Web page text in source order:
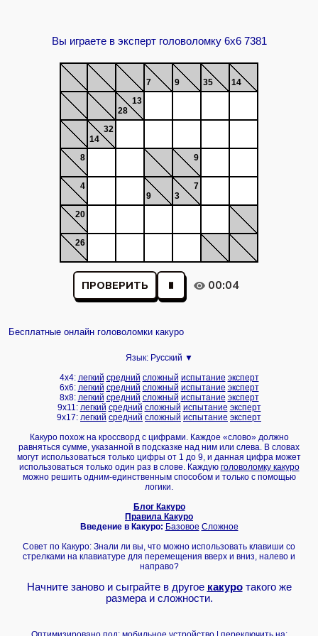
Вы играете в эксперт головоломку 6x6 7381
7 9 35
14
13
28
32
14
8
9
4
9
7
3
20
26
ПРОВЕРИТЬ 00:04
Бесплатные онлайн головоломки какуро
Язык: Русский ▼
4x4: легкий средний сложный испытание эксперт
6x6: легкий средний сложный испытание эксперт
8x8: легкий средний сложный испытание эксперт
9x11: легкий средний сложный испытание эксперт
9x17: легкий средний сложный испытание эксперт
Какуро похож на кроссворд с цифрами. Каждое «слово» должно
равняться сумме, указанной в подсказке над ним или слева. В словах
могут использоваться только цифры от 1 до 9, и данная цифра может
использоваться только один раз в слове. Каждую головоломку какуро
можно решить одним-единственным способом и только с помощью
логики.
Блог Какуро
Правила Какуро
Введение в Какуро: Базовое Сложное
Совет по Какуро: Знали ли вы, что можно использовать клавиши со
стрелками на клавиатуре для перемещения вверх и вниз, налево и
направо?
Начните заново и сыграйте в другое какуротакого же
размера и сложности.